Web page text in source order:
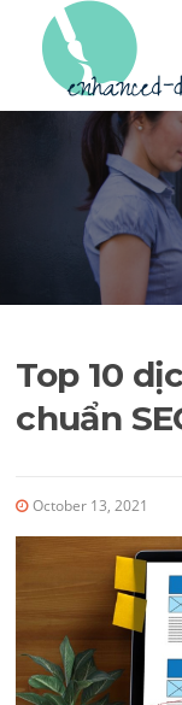
Skip to content
Top 10
chuẩn
October 13, 2021